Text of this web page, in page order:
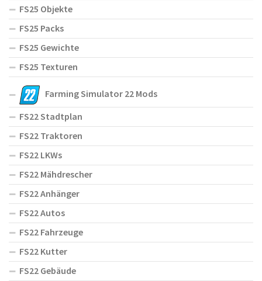
FS25 Objekte
FS25 Packs
FS25 Gewichte
FS25 Texturen
Farming Simulator 22 Mods
FS22 Stadtplan
FS22 Traktoren
FS22 LKWs
FS22 Mähdrescher
FS22 Anhänger
FS22 Autos
FS22 Fahrzeuge
FS22 Kutter
FS22 Gebäude